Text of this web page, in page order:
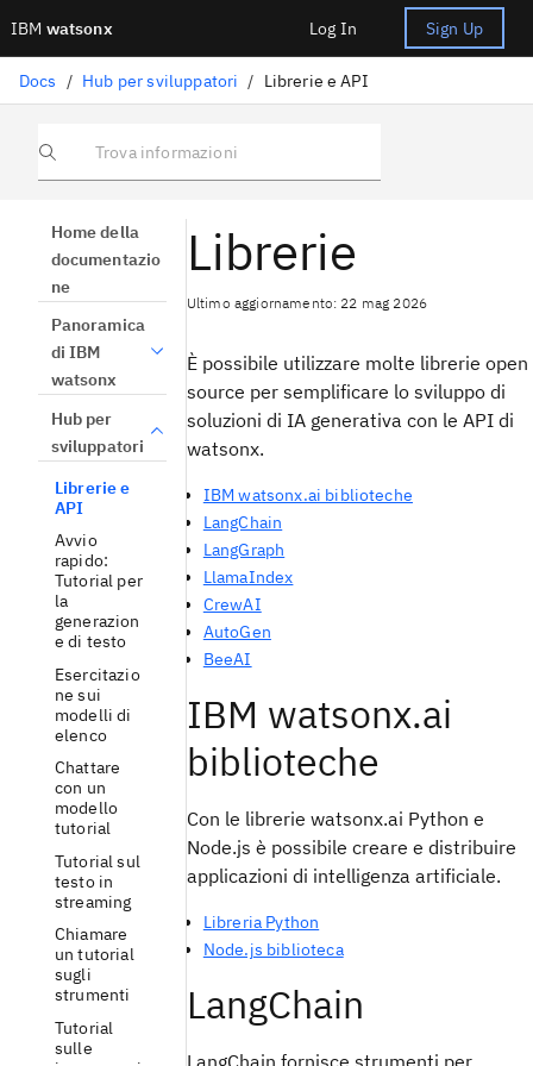
IBM watsonx Log In Sign Up
Docs / Hub per sviluppatori / Librerie e API
Trova informazioni
Home della
documentazio
ne
Panoramica
di IBM
watsonx
Hub per
sviluppatori
Librerie e
API
Avvio
rapido:
Tutorial per
la
generazion
e di testo
Esercitazio
ne sui
modelli di
elenco
Chattare
con un
modello
tutorial
Tutorial sul
testo in
streaming
Chiamare
un tutorial
sugli
strumenti
Tutorial
sulle
Librerie
Ultimo aggiornamento: 22 mag 2026
È possibile utilizzare molte librerie open
source per semplificare lo sviluppo di
soluzioni di IA generativa con le API di
watsonx.
IBM watsonx.ai biblioteche
LangChain
LangGraph
LlamaIndex
CrewAI
AutoGen
BeeAI
IBM watsonx.ai
biblioteche
Con le librerie watsonx.ai Python e
Node.js è possibile creare e distribuire
applicazioni di intelligenza artificiale.
Libreria Python
Node.js biblioteca
LangChain